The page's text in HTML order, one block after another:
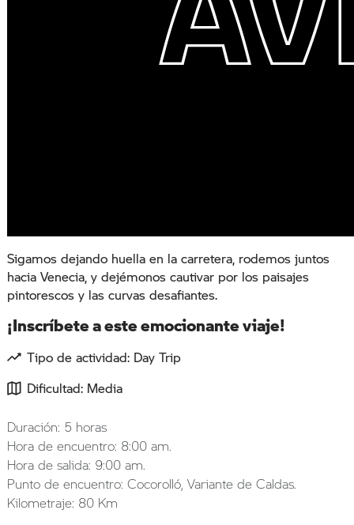
Sigamos dejando huella en la carretera, rodemos juntos
hacia Venecia, y dejémonos cautivar por los paisajes
pintorescos y las curvas desafiantes.
¡Inscríbete a este emocionante viaje!
Tipo de actividad: Day Trip
Dificultad: Media
Duración: 5 horas
Hora de encuentro: 8:00 am.
Hora de salida: 9:00 am.
Punto de encuentro: Cocorolló, Variante de Caldas.
Kilometraje: 80 Km